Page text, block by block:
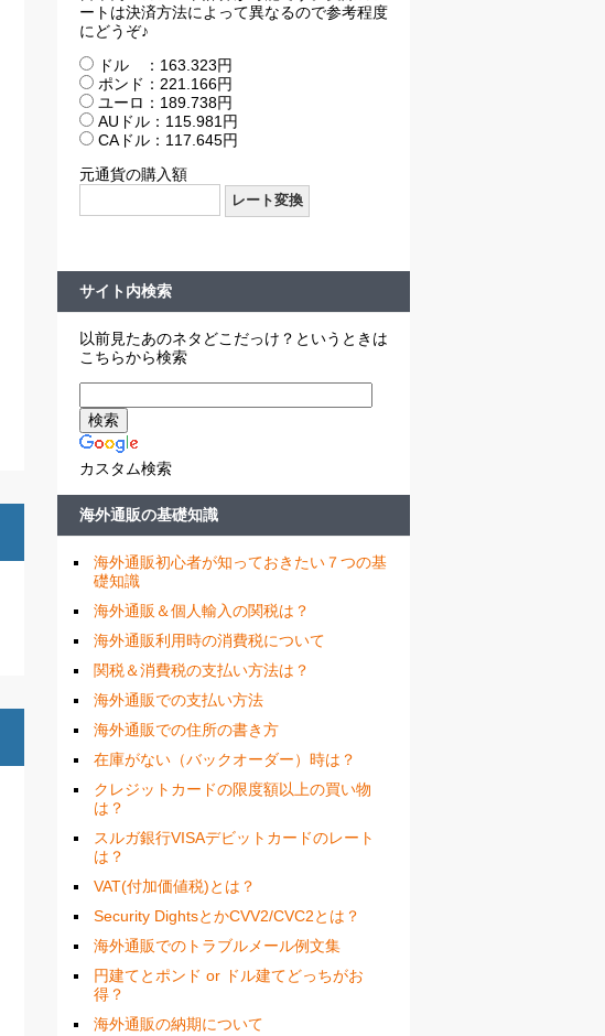
ートは決済方法によって異なるので参考程度
にどうぞ♪
ドル ：163.323円
ポンド：221.166円
ユーロ：189.738円
AUドル：115.981円
CAドル：117.645円
元通貨の購入額
サイト内検索
以前見たあのネタどこだっけ？というときは
こちらから検索
カスタム検索
海外通販の基礎知識
海外通販初心者が知っておきたい７つの基
礎知識
海外通販＆個人輸入の関税は？
海外通販利用時の消費税について
関税＆消費税の支払い方法は？
海外通販での支払い方法
海外通販での住所の書き方
在庫がない（バックオーダー）時は？
クレジットカードの限度額以上の買い物
は？
スルガ銀行VISAデビットカードのレート
は？
VAT(付加価値税)とは？
Security DightsとかCVV2/CVC2とは？
海外通販でのトラブルメール例文集
円建てとポンド or ドル建てどっちがお
得？
海外通販の納期について